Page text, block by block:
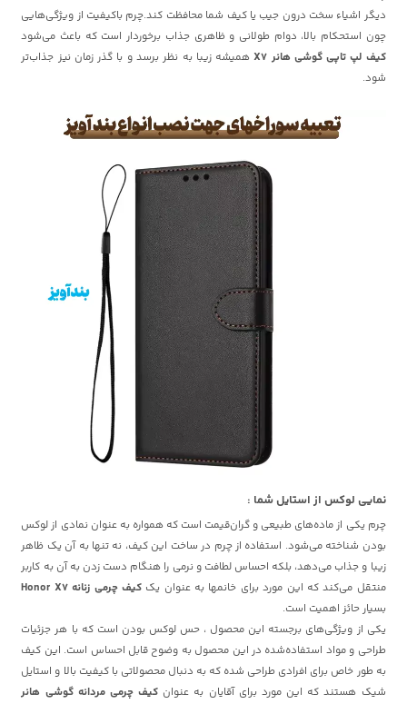
دیگر اشیاء سخت درون جیب یا کیف شما محافظت کند.چرم باکیفیت از ویژگی‌هایی
چون استحکام بالا، دوام طولانی و ظاهری جذاب برخوردار است که باعث می‌شود
کیف لپ تاپی گوشی هانر X7
همیشه زیبا به نظر برسد و با گذر زمان نیز جذاب‌تر
شود.
نمایی لوکس از استایل شما :
چرم یکی از ماده‌های طبیعی و گران‌قیمت است که همواره به عنوان نمادی از لوکس
بودن شناخته می‌شود. استفاده از چرم در ساخت این کیف، نه تنها به آن یک ظاهر
زیبا و جذاب می‌دهد، بلکه احساس لطافت و نرمی را هنگام دست زدن به آن به کاربر
منتقل می‌کند که این مورد برای خانمها به عنوان یک کیف چرمی زنانه Honor X7
بسیار حائز اهمیت است.
یکی از ویژگی‌های برجسته این محصول ، حس لوکس بودن است که با هر جزئیات
طراحی و مواد استفاده‌شده در این محصول به وضوح قابل احساس است. این کیف
به طور خاص برای افرادی طراحی شده که به دنبال محصولاتی با کیفیت بالا و استایل
شیک هستند که این مورد برای آقایان به عنوان کیف چرمی مردانه گوشی هانر